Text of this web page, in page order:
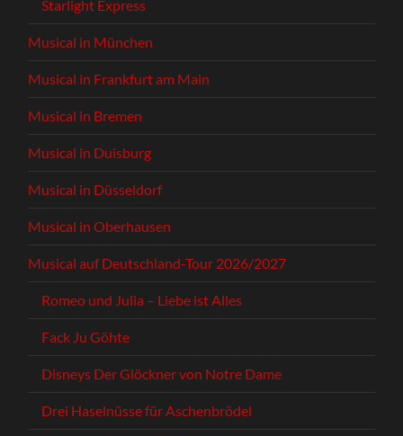
Starlight Express
Musical in München
Musical in Frankfurt am Main
Musical in Bremen
Musical in Duisburg
Musical in Düsseldorf
Musical in Oberhausen
Musical auf Deutschland-Tour 2026/2027
Romeo und Julia – Liebe ist Alles
Fack Ju Göhte
Disneys Der Glöckner von Notre Dame
Drei Haselnüsse für Aschenbrödel